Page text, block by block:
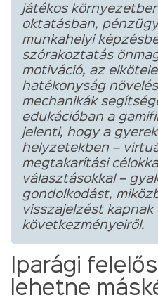
játékos
oktatásban,
munkahelyi
szórakoztatás
motiváció, az
hatékonyság
mechanikák
edukációban a
jelenti, hogy a
helyzetekben –
megtakarítási
választásokkal –
gondolkodást,
visszajelzést kapnak
következményeiről.
Iparági
lehetne